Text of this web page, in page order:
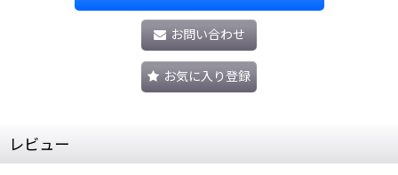
お問い合わせ
お気に入り登録
レビュー